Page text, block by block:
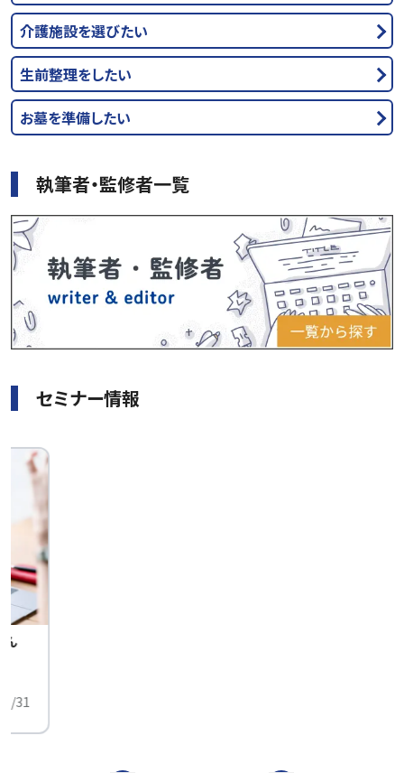
介護施設を選びたい
生前整理をしたい
お墓を準備したい
執筆者・監修者一覧
セミナー情報
ん
31